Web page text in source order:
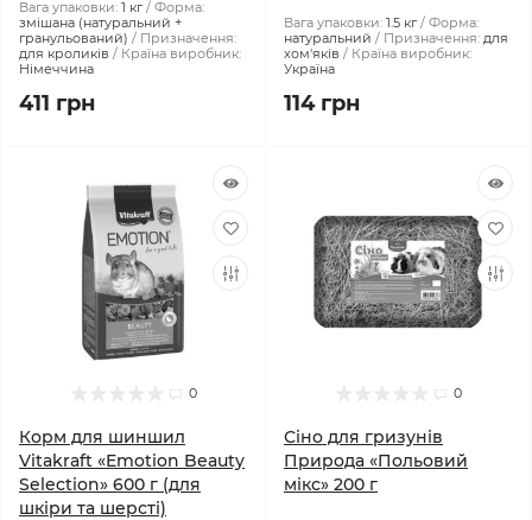
Вага упаковки: 1 кг
Форма:
змішана (натуральний +
гранульований)
Призначення:
для кроликів
Країна виробник:
Німеччина
411 грн
Вага упаковки: 1.5 кг
Форма:
натуральний
Призначення: для
хом'яків
Країна виробник:
Україна
114 грн
0
Корм для шиншил
Vitakraft «Emotion Beauty
Selection» 600 г (для
шкіри та шерсті)
0
Сіно для гризунів
Природа «Польовий
мікс» 200 г